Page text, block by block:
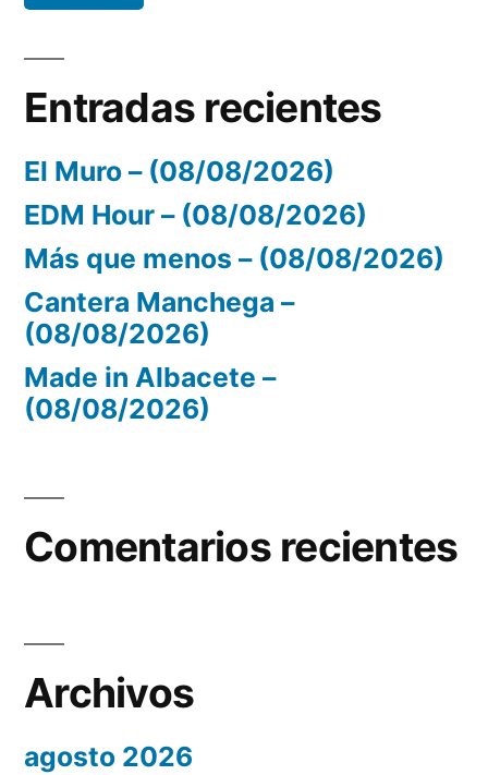
Entradas recientes
El Muro – (08/08/2026)
EDM Hour – (08/08/2026)
Más que menos – (08/08/2026)
Cantera Manchega –
(08/08/2026)
Made in Albacete –
(08/08/2026)
Comentarios recientes
Archivos
agosto 2026